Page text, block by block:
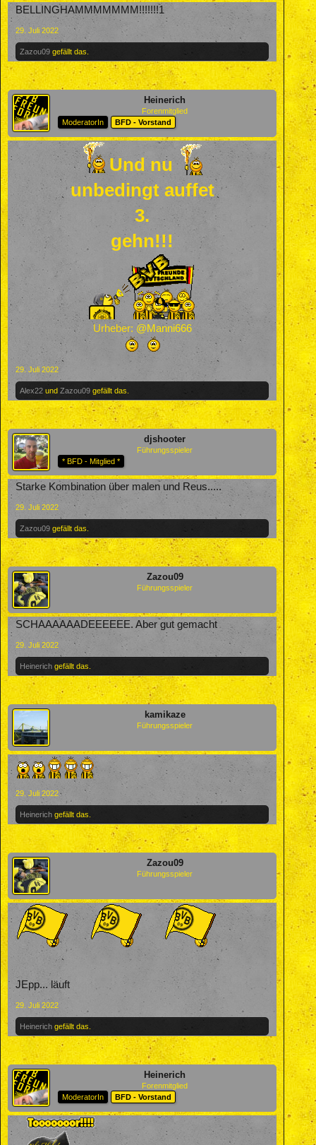
BELLINGHAMMMMMMM!!!!!!!1
29. Juli 2022
Zazou09 gefällt das.
Heinerich
Forenmitglied
ModeratorIn
BFD - Vorstand
Und nu
unbedingt auffet
3.
gehn!!!
Urheber: @Manni666
29. Juli 2022
Alex22 und Zazou09 gefällt das.
djshooter
Führungsspieler
* BFD - Mitglied *
Starke Kombination über malen und Reus.....
29. Juli 2022
Zazou09 gefällt das.
Zazou09
Führungsspieler
SCHAAAAAADEEEEEE. Aber gut gemacht
29. Juli 2022
Heinerich gefällt das.
kamikaze
Führungsspieler
29. Juli 2022
Heinerich gefällt das.
Zazou09
Führungsspieler
JEpp... läuft
29. Juli 2022
Heinerich gefällt das.
Heinerich
Forenmitglied
ModeratorIn
BFD - Vorstand